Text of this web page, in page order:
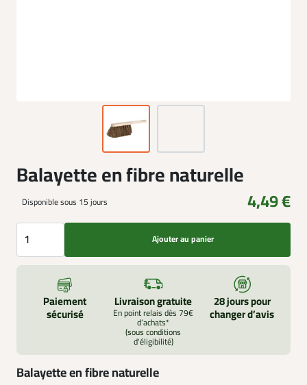
Balayette en fibre naturelle
Disponible sous 15 jours 4,49 €
Ajouter au panier
Paiement
sécurisé
Livraison gratuite
En point relais dès 79€
d’achats*
(sous conditions
d'éligibilité)
28 jours pour
changer d’avis
Balayette en fibre naturelle